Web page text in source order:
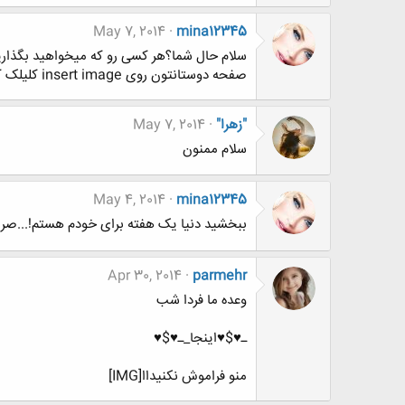
mina12345
May 7, 2014
صفحه دوستانتون روی insert image کلیلک کنید و این آدرس را کپی کن از بالا سمت چپ گزینه دوم
"زهرا" May 7, 2014
سلام ممنون
mina12345
May 4, 2014
ببخشید دنیا یک هفته برای خودم
parmehr
Apr 30, 2014
وعده ما فردا شب
ـ♥$♥اینجا_ـ♥$♥
منو فراموش نکنیداا[IMG]